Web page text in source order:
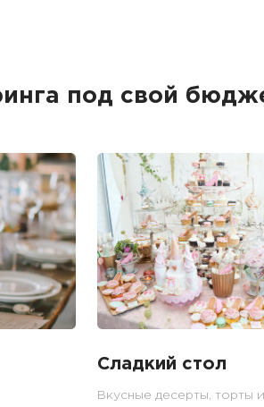
под свой
Сладкий стол
Вкусные десерты, торты